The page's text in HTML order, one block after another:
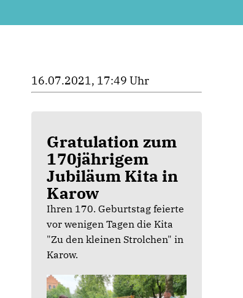
16.07.2021, 17:49 Uhr
Gratulation zum
170jährigem
Jubiläum Kita in
Karow
Ihren 170. Geburtstag feierte
vor wenigen Tagen die Kita
"Zu den kleinen Strolchen" in
Karow.